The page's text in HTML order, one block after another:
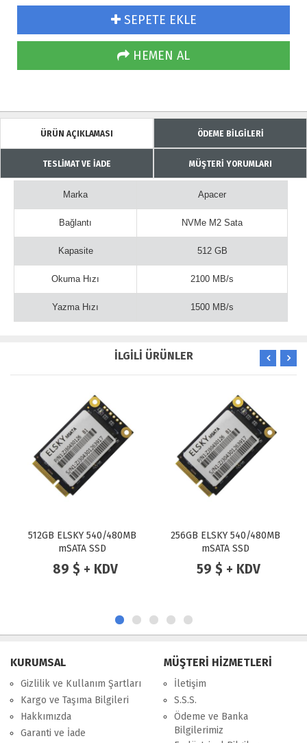
SEPETE EKLE
HEMEN AL
ÜRÜN AÇIKLAMASI ÖDEME BİLGİLERİ
TESLİMAT VE İADE MÜŞTERİ YORUMLARI
Marka Apacer
Bağlantı NVMe M2 Sata
Kapasite 512 GB
Okuma Hızı 2100 MB/s
Yazma Hızı 1500 MB/s
İLGİLİ ÜRÜNLER
512GB ELSKY 540/480MB
mSATA SSD
89 $ + KDV
256GB ELSKY 540/480MB
mSATA SSD
59 $ + KDV
KURUMSAL
Gizlilik ve Kullanım Şartları
Kargo ve Taşıma Bilgileri
Hakkımızda
Garanti ve İade
MÜŞTERİ HİZMETLERİ
İletişim
S.S.S.
Ödeme ve Banka
Bilgilerimiz